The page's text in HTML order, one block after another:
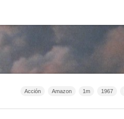
1967
1m
Amazon
Acción